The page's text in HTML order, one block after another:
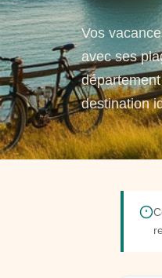
Vos
avec ses
destination